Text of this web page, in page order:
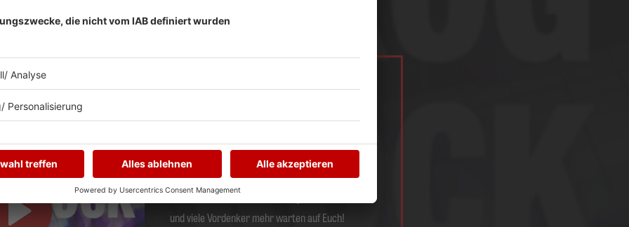
Prog-Rock
Holt Euch die volle Dosis progressiver Musik in
diesem Stream: Jethro Tull, King Crimson, Marillion
und viele Vordenker mehr warten auf Euch!